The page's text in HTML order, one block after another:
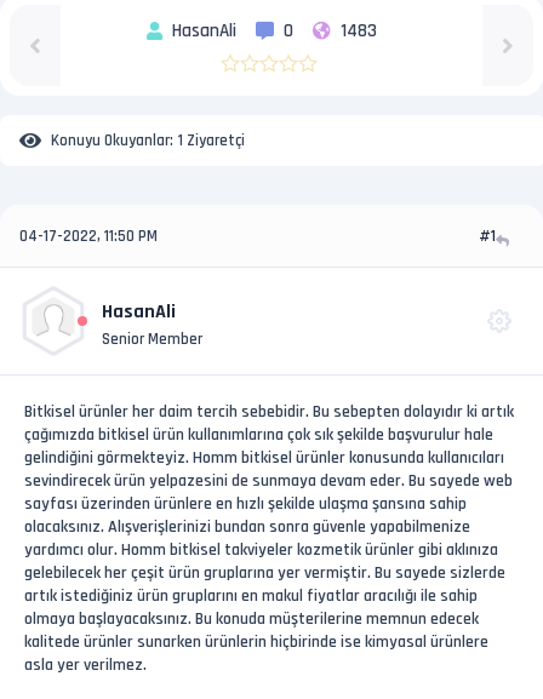
HasanAli 0 1483
Konuyu Okuyanlar: 1 Ziyaretçi
04-17-2022, 11:50 PM #1
HasanAli
Senior Member
Bitkisel ürünler her daim tercih sebebidir. Bu sebepten dolayıdır ki artık
çağımızda bitkisel ürün kullanımlarına çok sık şekilde başvurulur hale
gelindiğini görmekteyiz. Homm bitkisel ürünler konusunda kullanıcıları
sevindirecek ürün yelpazesini de sunmaya devam eder. Bu sayede web
sayfası üzerinden ürünlere en hızlı şekilde ulaşma şansına sahip
olacaksınız. Alışverişlerinizi bundan sonra güvenle yapabilmenize
yardımcı olur. Homm bitkisel takviyeler kozmetik ürünler gibi aklınıza
gelebilecek her çeşit ürün gruplarına yer vermiştir. Bu sayede sizlerde
artık istediğiniz ürün gruplarını en makul fiyatlar aracılığı ile sahip
olmaya başlayacaksınız. Bu konuda müşterilerine memnun edecek
kalitede ürünler sunarken ürünlerin hiçbirinde ise kimyasal ürünlere
asla yer verilmez.